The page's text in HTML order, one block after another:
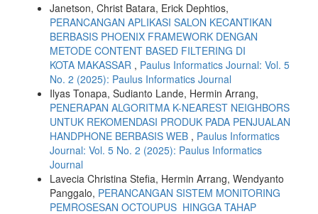
Janetson, Christ Batara, Erick Dephtios,
PERANCANGAN APLIKASI SALON KECANTIKAN
BERBASIS PHOENIX FRAMEWORK DENGAN
METODE CONTENT BASED FILTERING DI
KOTA MAKASSAR , Paulus Informatics Journal: Vol. 5
No. 2 (2025): Paulus Informatics Journal
Ilyas Tonapa, Sudianto Lande, Hermin Arrang,
PENERAPAN ALGORITMA K-NEAREST NEIGHBORS
UNTUK REKOMENDASI PRODUK PADA PENJUALAN
HANDPHONE BERBASIS WEB , Paulus Informatics
Journal: Vol. 5 No. 2 (2025): Paulus Informatics
Journal
Lavecia Christina Stefia, Hermin Arrang, Wendyanto
Panggalo, PERANCANGAN SISTEM MONITORING
PEMROSESAN OCTOUPUS HINGGA TAHAP